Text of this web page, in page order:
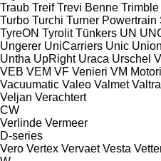
Traub Treif Trevi Benne Trimble
Turbo Turchi Turner Powertrain
TyreON Tyrolit Tünkers UN
Ungerer UniCarriers Unic Union
Untha UpRight Uraca Urschel
VEB VEM VF Venieri VM Motori
Vacuumatic Valeo Valmet Valtra
Veljan Verachtert
CW
Verlinde Vermeer
D-series
Vero Vertex Vervaet Vesta